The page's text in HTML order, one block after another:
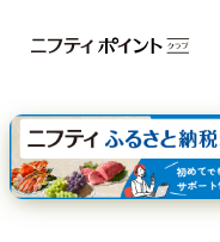
dカード GOLD 三井住友
【実質初月無料】DMM |
SBI証券 確定拠出年金（